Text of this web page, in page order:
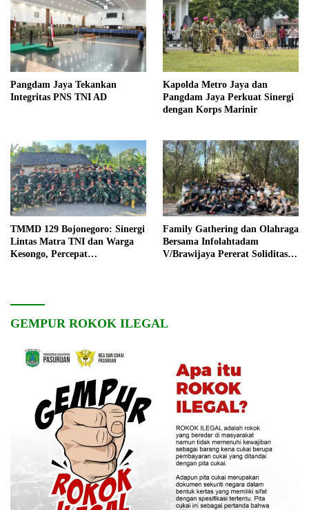
Pangdam Jaya Tekankan
Integritas PNS TNI AD
Kapolda Metro Jaya dan
Pangdam Jaya Perkuat Sinergi
dengan Korps Marinir
TMMD 129 Bojonegoro: Sinergi
Lintas Matra TNI dan Warga
Kesongo, Percepat
Family Gathering dan Olahraga
Bersama Infolahtadam
V/Brawijaya Pererat Soliditas
GEMPUR ROKOK ILEGAL